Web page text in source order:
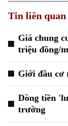
Tin liên quan
Giá chung
triệu đồng/
Giới đầu cơ
Dòng tiền
trường